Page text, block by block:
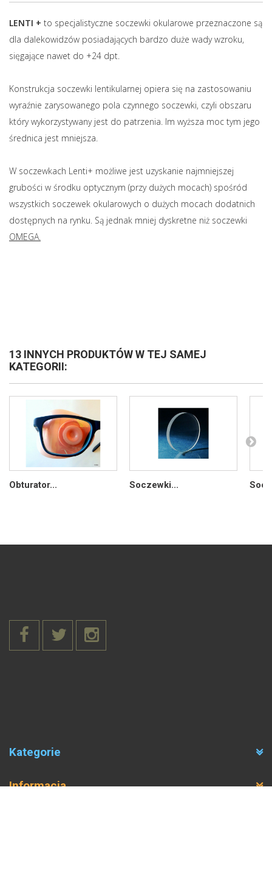
LENTI + to specjalistyczne soczewki okularowe przeznaczone są
dla dalekowidzów posiadających bardzo duże wady wzroku,
sięgające nawet do +24 dpt.
Konstrukcja soczewki lentikularnej opiera się na zastosowaniu
wyraźnie zarysowanego pola czynnego soczewki, czyli obszaru
który wykorzystywany jest do patrzenia. Im wyższa moc tym jego
średnica jest mniejsza.
W soczewkach Lenti+ możliwe jest uzyskanie najmniejszej
grubości w środku optycznym (przy dużych mocach) spośród
wszystkich soczewek okularowych o dużych mocach dodatnich
dostępnych na rynku. Są jednak mniej dyskretne niż soczewki
OMEGA.
13 INNYCH PRODUKTÓW W TEJ SAMEJ
KATEGORII:
Obturator... Soczewki...
Kategorie
Informacja